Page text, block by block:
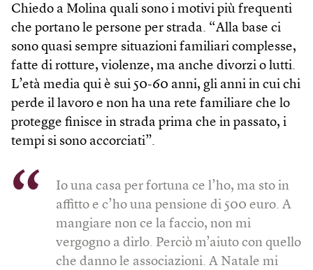
Chiedo a Molina quali sono i motivi più frequenti
che portano le persone per strada. “Alla base ci
sono quasi sempre situazioni familiari complesse,
fatte di rotture, violenze, ma anche divorzi o lutti.
L’età media qui è sui 50-60 anni, gli anni in cui chi
perde il lavoro e non ha una rete familiare che lo
protegge finisce in strada prima che in passato, i
tempi si sono accorciati”.
Io una casa per fortuna ce l’ho, ma sto in
affitto e c’ho una pensione di 500 euro. A
mangiare non ce la faccio, non mi
vergogno a dirlo. Perciò m’aiuto con quello
che danno le associazioni. A Natale mi